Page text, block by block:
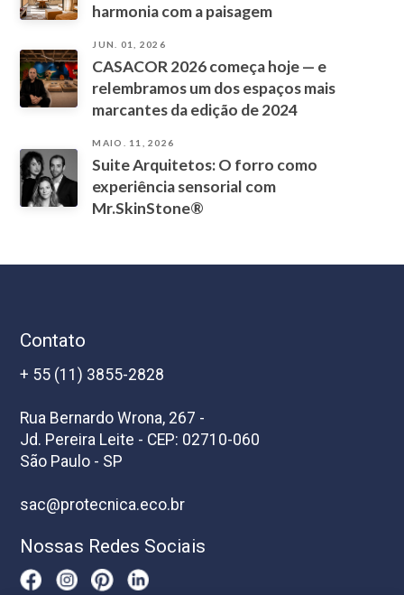
harmonia com a paisagem
JUN. 01, 2026
CASACOR 2026 começa hoje — e
relembramos um dos espaços mais
marcantes da edição de 2024
MAIO. 11, 2026
Suite Arquitetos: O forro como
experiência sensorial com
Mr.SkinStone®
Contato
+ 55 (11) 3855-2828
Rua Bernardo Wrona, 267 -
Jd. Pereira Leite - CEP: 02710-060
São Paulo - SP
sac@protecnica.eco.br
Nossas Redes Sociais